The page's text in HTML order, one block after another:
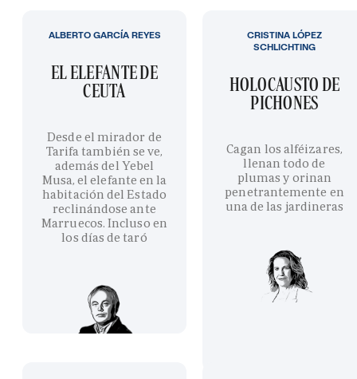
EL ELEFANTE DE
CEUTA
Desde el mirador de
Tarifa también se ve,
además del Yebel
Musa, el elefante en la
habitación del Estado
reclinándose ante
Marruecos. Incluso en
los días de taró
ALBERTO GARCÍA REYES
HOLOCAUSTO DE
PICHONES
Cagan los alféizares,
llenan todo de
plumas y orinan
penetrantemente en
una de las jardineras
CRISTINA LÓPEZ
SCHLICHTING